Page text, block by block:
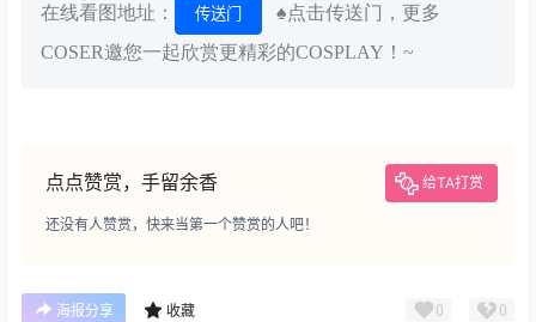
在线看图地址： 传送门
♠点击传送门，更多
COSER邀您一起欣赏更精彩的COSPLAY！~
点点赞赏，手留余香 给TA打赏
还没有人赞赏，快来当第一个赞赏的人吧！
海报分享 收藏 0 0